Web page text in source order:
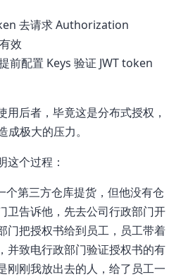
去请求 Authorization
效
前配置 Keys 验证 JWT token
用后者，毕竟这是分布式授权，
极大的压力。
这个过程：
个第三方仓库提货，但他没有仓
卫告诉他，先去公司行政部门开
门把授权书给到员工，员工带着
并致电行政部门验证授权书的有
刚刚我放出去的人，给了员工一